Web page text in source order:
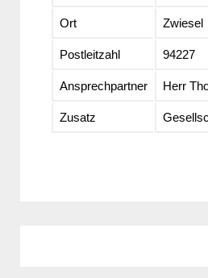
Ort Zwiesel
Postleitzahl 94227
Ansprechpartner Herr
Zusatz